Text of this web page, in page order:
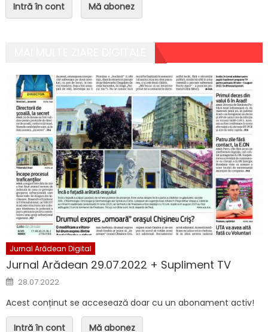
Intră în cont Mă abonez
Jurnal Arădean Digital
Jurnal Arădean 29.07.2022 + Supliment TV
Posted on
28.07.2022
Acest conținut se accesează doar cu un abonament activ!
Intră în cont Mă abonez